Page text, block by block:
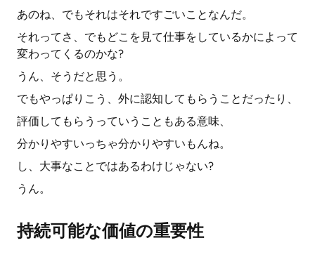
あのね、でもそれはそれですごいことなんだ。
それってさ、でもどこを見て仕事をしているかによって
変わってくるのかな?
うん、そうだと思う。
でもやっぱりこう、外に認知してもらうことだったり、
評価してもらうっていうこともある意味、
分かりやすいっちゃ分かりやすいもんね。
し、大事なことではあるわけじゃない?
うん。
持続可能な価値の重要性